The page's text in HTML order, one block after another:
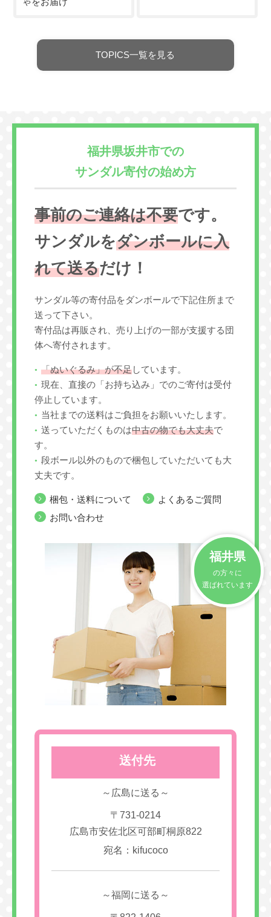
TOPICS一覧を見る
福井県坂井市での
サンダル寄付の始め方
事前のご連絡は不要です。
サンダルをダンボールに入
れて送るだけ！
サンダル等の寄付品をダンボールで下記住所まで
送って下さい。
寄付品は再販され、売り上げの一部が支援する団
体へ寄付されます。
「ぬいぐるみ」が不足しています。
現在、直接の「お持ち込み」でのご寄付は受付
停止しています。
当社までの送料はご負担をお願いいたします。
送っていただくものは中古の物でも大丈夫で
す。
段ボール以外のもので梱包していただいても大
丈夫です。
梱包・送料について
よくあるご質問
お問い合わせ
福井県
の方々に
選ばれています
送付先
～広島に送る～
〒731-0214
広島市安佐北区可部町桐原822
宛名：kifucoco
～福岡に送る～